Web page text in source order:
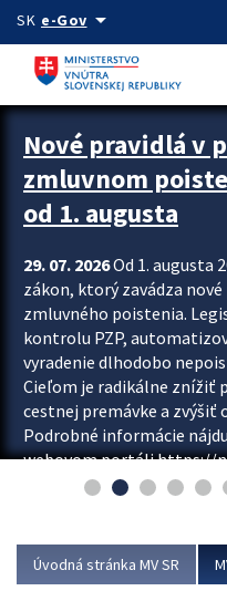
Preskocit na hlavný obsah
SK e-Govarrow_drop_down
Zastavit automatický posun
Nové pravidlá v
zmluvnom
od 1. augusta
29. 07. 2026Od 1. augusta
zákon, ktorý zavádza
zmluvného poistenia.
kontrolu PZP,
vyradenie dlhodobo
Cieľom je radikálne znížiť
cestnej premávke a zvýšiť
Podrobné informácie
webovom portáli https://
ktorom od augusta
Úvodná stránka MV SR